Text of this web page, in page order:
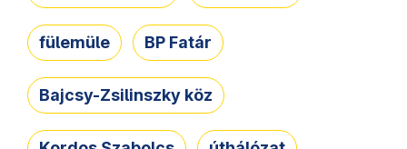
fülemüle BP Fatár
Bajcsy-Zsilinszky köz